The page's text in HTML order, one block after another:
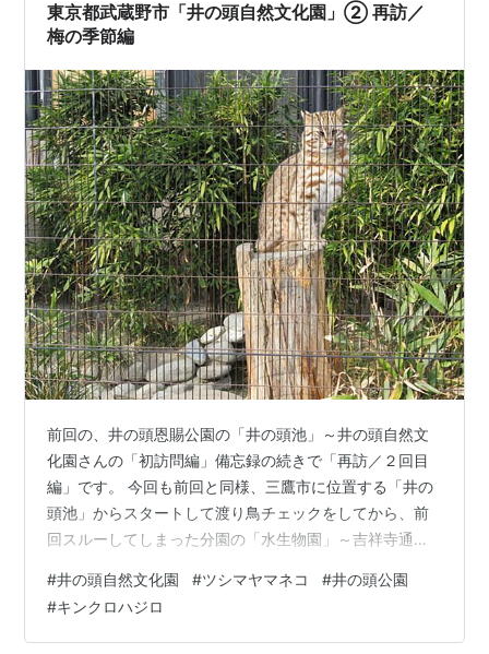
東京都武蔵野市「井の頭自然文化園」② 再訪／
梅の季節編
前回の、井の頭恩賜公園の「井の頭池」～井の頭自然文
化園さんの「初訪問編」備忘録の続きで「再訪／２回目
編」です。 今回も前回と同様、三鷹市に位置する「井の
頭池」からスタートして渡り鳥チェックをしてから、前
回スルーしてしまった分園の「水生物園」～吉祥寺通り
る井の頭自然文化園ルートで行きました。 「井の頭池」
には前回同様に案の定「オオバン」さんが居ましたが、
泳いではおらず陸地に上がって草などをバクバク食べて
#井の頭自然文化園 #ツシマヤマネコ #井の頭公園
#キンクロハジロ